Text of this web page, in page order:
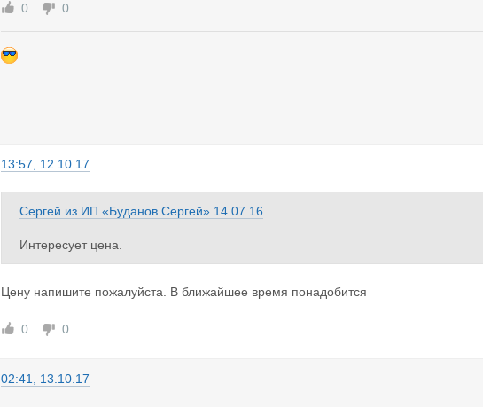
0 0
13:57, 12.10.17
Сергей из ИП «Буданов Сергей» 14.07.16
Интересует цена.
Цену напишите пожалуйста. В ближайшее время понадобится
0 0
02:41, 13.10.17